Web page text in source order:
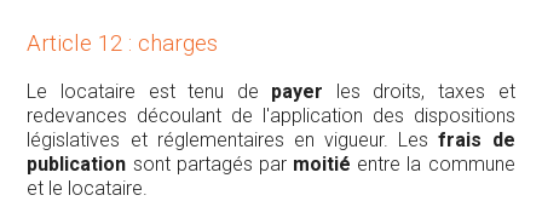
Article 12 : charges
Le locataire est tenu de payer les droits, taxes et
redevances découlant de l'application des dispositions
législatives et réglementaires en vigueur. Lesfrais de
publication sont partagés par moitié entre la commune
et le locataire.